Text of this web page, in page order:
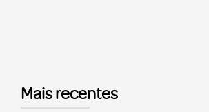
Mais recentes